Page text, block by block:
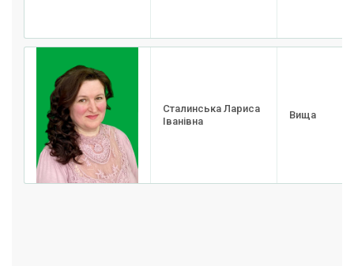
Сталинська Лариса
Іванівна
Вища